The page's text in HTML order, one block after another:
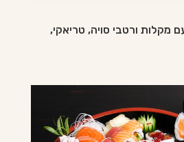
מקלות ורטבי סויה, טריאקי,